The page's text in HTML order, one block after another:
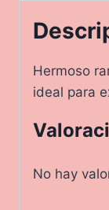
Hermoso
ideal para
No hay